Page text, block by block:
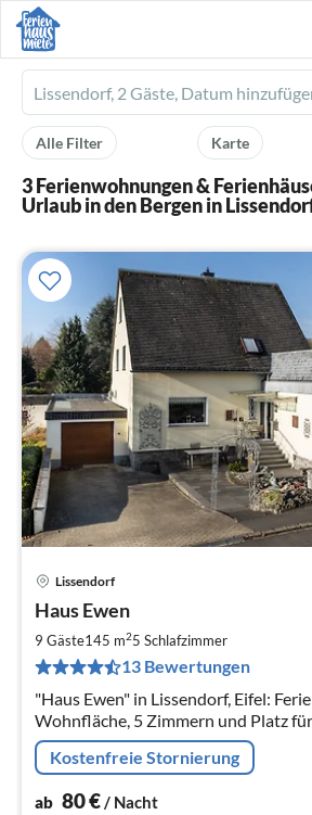
Ferienhausmiete
logo
Karte
Alle Filter
3 Ferienwohnungen &
Urlaub in den Bergen in
Lissendorf
Haus Ewen
9 Gäste145 m25 Schlafzimmer
13 Bewertungen
"Haus Ewen" in Lissendorf, Eifel:
Wohnfläche, 5 Zimmern und Platz
Kostenfreie Stornierung
ab 80€/ Nacht